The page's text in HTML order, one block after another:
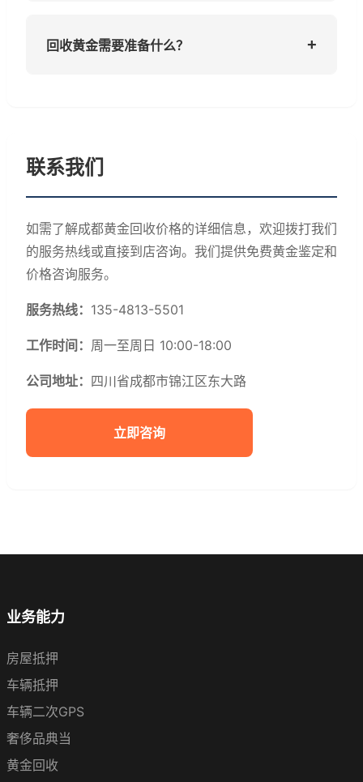
使没有发票，只要黄金经过检测确认为真品足
回收黄金需要准备什么？ +
证明材料。
联系我们
如需了解成都黄金回收价格的详细信息，欢迎拨打我们
的服务热线或直接到店咨询。我们提供免费黄金鉴定和
价格咨询服务。
服务热线： 135-4813-5501
工作时间： 周一至周日 10:00-18:00
公司地址： 四川省成都市锦江区东大路
立即咨询
业务能力
房屋抵押
车辆抵押
车辆二次GPS
奢侈品典当
黄金回收